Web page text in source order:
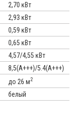
2,70 кВт
2,93 кВт
0,59 кВт
0,65 кВт
4,57/4,55 кВт
8,5(А+++)/5.4(А+++)
до 26 м2
белый